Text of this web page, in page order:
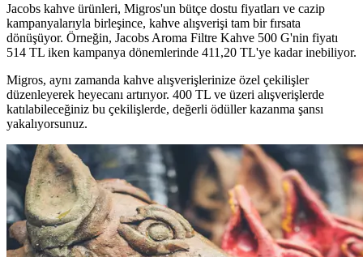
Jacobs kahve ürünleri, Migros'un bütçe dostu fiyatları ve cazip
kampanyalarıyla birleşince, kahve alışverişi tam bir fırsata
dönüşüyor. Örneğin, Jacobs Aroma Filtre Kahve 500 G'nin fiyatı
514 TL iken kampanya dönemlerinde 411,20 TL'ye kadar inebiliyor.
Migros, aynı zamanda kahve alışverişlerinize özel çekilişler
düzenleyerek heyecanı artırıyor. 400 TL ve üzeri alışverişlerde
katılabileceğiniz bu çekilişlerde, değerli ödüller kazanma şansı
yakalıyorsunuz.